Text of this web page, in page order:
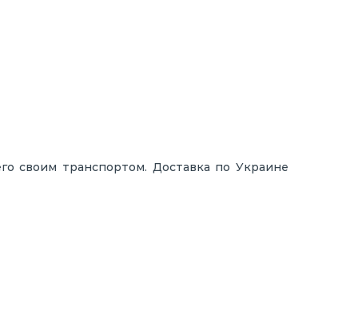
своим транспортом. Доставка по Украине